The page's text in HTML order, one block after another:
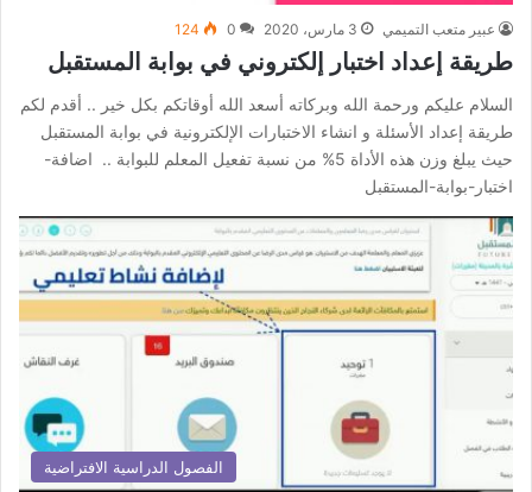
عبير متعب التميمي 3 مارس، 2020 0
124
طريقة إعداد اختبار إلكتروني في بوابة المستقبل
السلام عليكم ورحمة الله وبركاته أسعد الله أوقاتكم بكل خير .. أقدم لكم
طريقة إعداد الأسئلة و انشاء الاختبارات الإلكترونية في بوابة المستقبل
حيث يبلغ وزن هذه الأداة 5% من نسبة تفعيل المعلم للبوابة .. اضافة-
اختبار-بوابة-المستقبل
الفصول الدراسية الافتراضية